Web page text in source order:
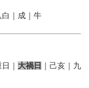
白｜成｜牛
日｜ 大禍日
｜己亥｜九